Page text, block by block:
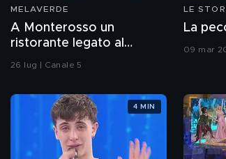
MELAVERDE
A Monterosso un
ristorante legato al
territorio e alla
26 lug | Canale 5
LE
La
09 mar
4 MIN